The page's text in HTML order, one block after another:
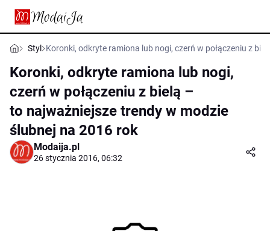
Styl Koronki, odkryte ramiona lub nogi, czerń w połączeniu z
Koronki, odkryte ramiona lub nogi,
czerń w połączeniu z bielą –
to najważniejsze trendy w modzie
ślubnej na 2016 rok
Modaija.pl
26 stycznia 2016, 06:32